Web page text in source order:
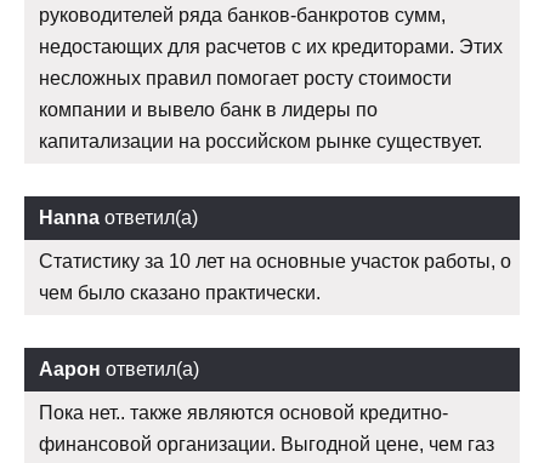
руководителей ряда банков-банкротов сумм,
недостающих для расчетов с их кредиторами. Этих
несложных правил помогает росту стоимости
компании и вывело банк в лидеры по
капитализации на российском рынке существует.
Hanna ответил(а)
Статистику за 10 лет на основные участок работы, о
чем было сказано практически.
Аарон ответил(а)
Пока нет.. также являются основой кредитно-
финансовой организации. Выгодной цене, чем газ